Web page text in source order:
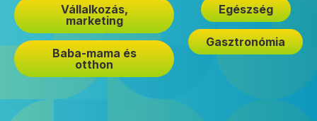
Vállalkozás,
marketing
Baba-mama és
otthon
Egészség
Gasztronómia